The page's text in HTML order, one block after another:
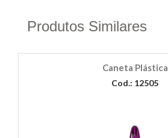
Produtos Similares
Caneta Plástica
Cod.: 12505